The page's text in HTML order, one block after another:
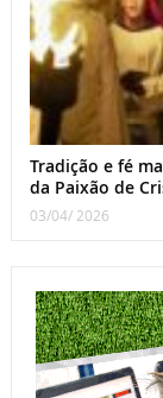
Tradição e fé
da Paixão de
03/04/ 2026